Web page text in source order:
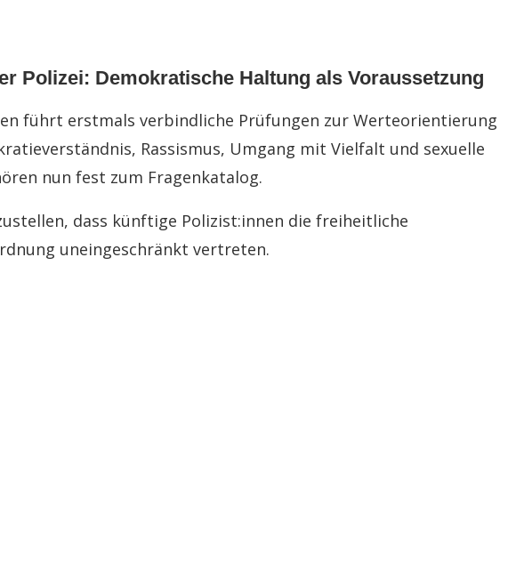
Polizei: Demokratische Haltung als Voraussetzung
führt erstmals verbindliche Prüfungen zur Werteorientierung
Rassismus, Umgang mit Vielfalt und sexuelle
nun fest zum Fragenkatalog.
dass künftige Polizist:innen die freiheitliche
uneingeschränkt vertreten.